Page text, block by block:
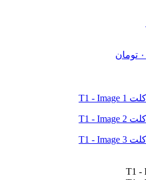
۰ تومان